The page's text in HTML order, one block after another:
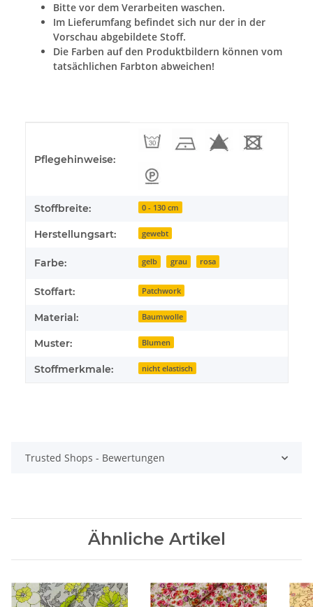
Bitte vor dem Verarbeiten waschen.
Im Lieferumfang befindet sich nur der in der
Vorschau abgebildete Stoff.
Die Farben auf den Produktbildern können vom
tatsächlichen Farbton abweichen!
Pflegehinweise:
Stoffbreite: 0 - 130 cm
Herstellungsart: gewebt
Farbe: gelb grau rosa
Stoffart: Patchwork
Material: Baumwolle
Muster: Blumen
Stoffmerkmale: nicht elastisch
Trusted Shops - Bewertungen
Ähnliche Artikel